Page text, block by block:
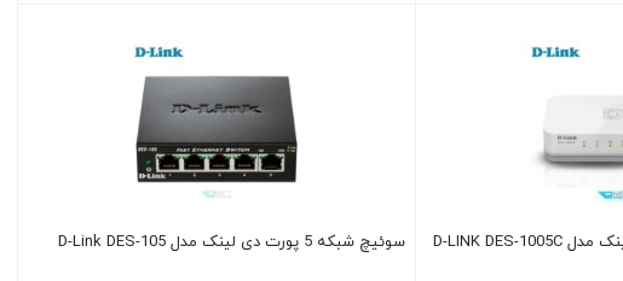
سوئیچ شبکه 5 پورت دی لینک مدل D-Link DES-105